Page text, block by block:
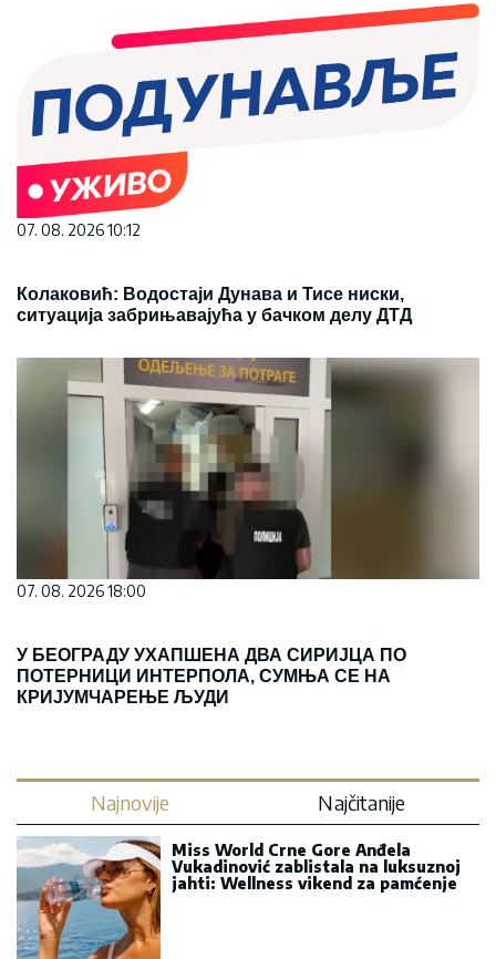
07. 08. 2026 10:12
Колаковић: Водостаји Дунава и Тисе ниски,
ситуација забрињавајућа у бачком делу ДТД
07. 08. 2026 18:00
У БЕОГРАДУ УХАПШЕНА ДВА СИРИЈЦА ПО
ПОТЕРНИЦИ ИНТЕРПОЛА, СУМЊА СЕ НА
КРИЈУМЧАРЕЊЕ ЉУДИ
Najnovije Najčitanije
Miss World Crne Gore Anđela
Vukadinović zablistala na luksuznoj
jahti: Wellness vikend za pamćenje